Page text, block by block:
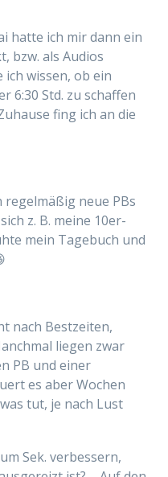
hatte ich mir dann ein
bzw. als Audios
wissen, ob ein
6:30 Std. zu schaffen
fing ich an die
regelmäßig neue PBs
z. B. meine 10er-
mein Tagebuch und
nach Bestzeiten,
liegen zwar
PB und einer
es aber Wochen
tut, je nach Lust
Sek. verbessern,